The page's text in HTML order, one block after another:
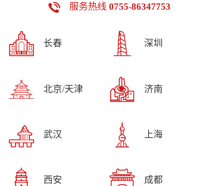
服务热线 0755-86347753
长春 深圳
北京/天津 济南
武汉 上海
西安 成都